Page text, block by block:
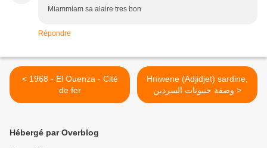
Miammiam sa alaire tres bon
Répondre
< 1968 - El Ouenza - Cité
de fer
Hniwene (Adjidjet) sardine,
وصفة حنيونات السردين >
Hébergé par Overblog